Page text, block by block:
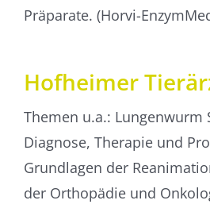
Präparate. (Horvi-
Hofheimer
Themen u.a.: Lungenwurm
Diagnose, Therapie und
Grundlagen der
der Orthopädie und